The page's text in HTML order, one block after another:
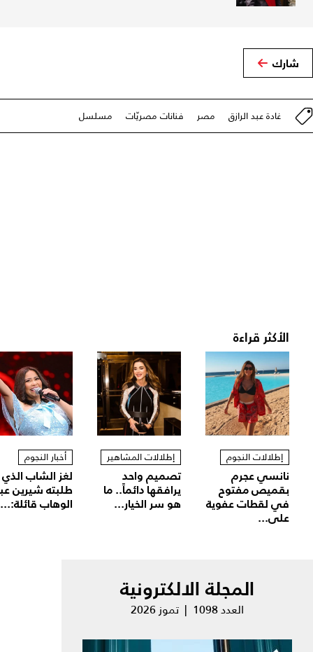
شارك
غادة عبد الرازق مصر فنانات مصريّات مسلسل
الأكثر قراءة
إطلالات النجوم
نانسي عجرم
بقميص مفتوح
في لقطات عفوية
على...
إطلالات المشاهير
تصميم واحد
يرافقها دائماً.. ما
هو سر الخيار...
أخبار النجوم
لغز الشاب الذي
طلبته شيرين
الوهاب قائلة:...
المجلة الالكترونية
العدد 1098 | تموز 2026